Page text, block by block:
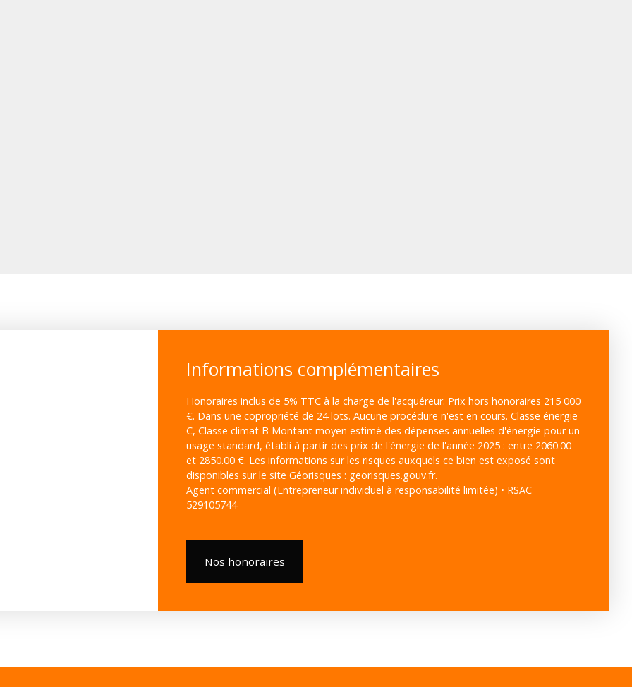
Informations complémentaires
Honoraires inclus de 5% TTC à la charge de l'acquéreur. Prix hors honoraires 215 000
€. Dans une copropriété de 24 lots. Aucune procédure n'est en cours. Classe énergie
C, Classe climat B Montant moyen estimé des dépenses annuelles d'énergie pour un
usage standard, établi à partir des prix de l'énergie de l'année 2025 : entre 2060.00
et 2850.00 €. Les informations sur les risques auxquels ce bien est exposé sont
disponibles sur le site Géorisques : georisques.gouv.fr.
Agent commercial (Entrepreneur individuel à responsabilité limitée) • RSAC
529105744
Nos honoraires